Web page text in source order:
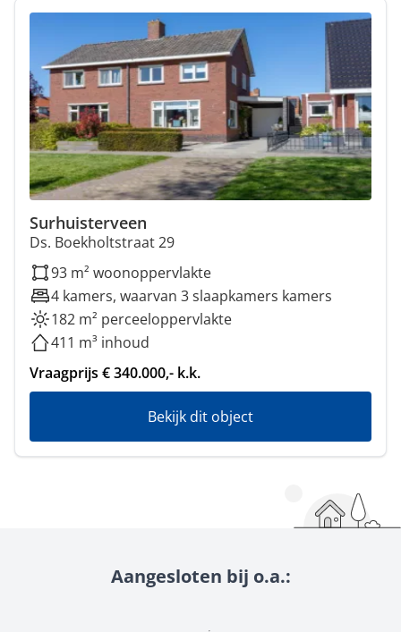
Surhuisterveen
Ds. Boekholtstraat 29
93 m² woonoppervlakte
4 kamers, waarvan 3 slaapkamers kamers
182 m² perceeloppervlakte
411 m³ inhoud
Vraagprijs € 340.000,- k.k.
Bekijk dit object
Aangesloten bij o.a.: